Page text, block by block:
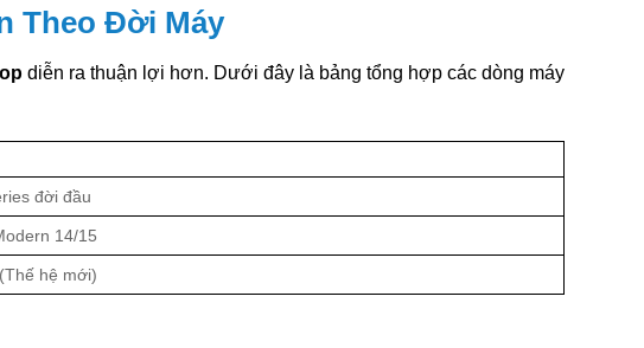
Theo Đời Máy
diễn ra thuận lợi hơn. Dưới đây là bảng tổng hợp các dòng máy
đời đầu
14/15
hệ mới)